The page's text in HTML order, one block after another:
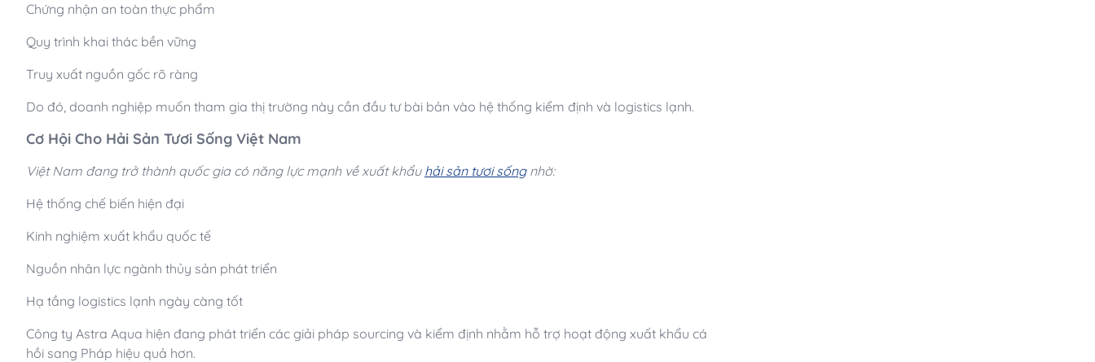
Chứng nhận an toàn thực phẩm
Quy trình khai thác bền vững
Truy xuất nguồn gốc rõ ràng
Do đó, doanh nghiệp muốn tham gia thị trường này cần đầu tư bài bản vào hệ thống kiểm định và logistics lạnh.
Cơ Hội Cho Hải Sản Tươi Sống Việt Nam
Việt Nam đang trở thành quốc gia có năng lực mạnh về xuất khẩu hải sản tươi sốngnhờ:
Hệ thống chế biến hiện đại
Kinh nghiệm xuất khẩu quốc tế
Nguồn nhân lực ngành thủy sản phát triển
Hạ tầng logistics lạnh ngày càng tốt
Công ty Astra Aqua hiện đang phát triển các giải pháp sourcing và kiểm định nhằm hỗ trợ hoạt động xuất khẩu cá
hồi sang Pháp hiệu quả hơn.